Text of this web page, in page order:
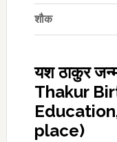
शौक
यश ठाकुर
Thakur
place)